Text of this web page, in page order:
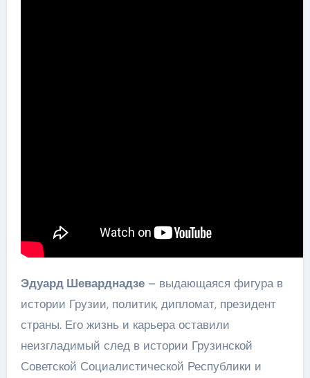
Эдуард Шеварднадзе– выдающаяся фигура в
истории Грузии, политик, дипломат, президент
страны. Его жизнь и карьера оставили
неизгладимый след в истории Грузинской
Советской Социалистической Республики и